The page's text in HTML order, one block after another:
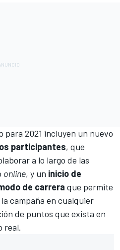
para 2021 incluyen un nuevo
participantes, que
a lo largo de las
online, y un inicio de
de carrera que permite
campaña en cualquier
de puntos que exista en
real.